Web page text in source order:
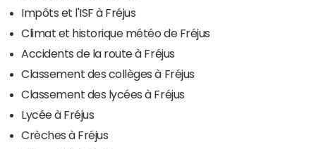
Impôts et l'ISF à Fréjus
Climat et historique météo de Fréjus
Accidents de la route à Fréjus
Classement des collèges à Fréjus
Classement des lycées à Fréjus
Lycée à Fréjus
Crèches à Fréjus